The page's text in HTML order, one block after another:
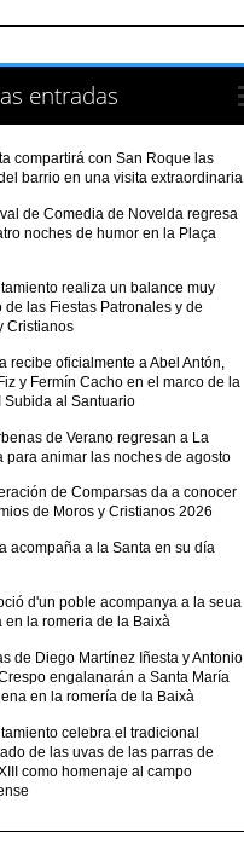
entradas
compartirá con San Roque las
barrio en una visita extraordinaria
de Comedia de Novelda regresa
noches de humor en la Plaça
realiza un balance muy
de las Fiestas Patronales y de
Cristianos
recibe oficialmente a Abel Antón,
y Fermín Cacho en el marco de la
Subida al Santuario
de Verano regresan a La
para animar las noches de agosto
de Comparsas da a conocer
de Moros y Cristianos 2026
acompaña a la Santa en su día
d'un poble acompanya a la seua
en la romeria de la Baixà
de Diego Martínez Iñesta y Antonio
engalanarán a Santa María
en la romería de la Baixà
celebra el tradicional
de las uvas de las parras de
como homenaje al campo